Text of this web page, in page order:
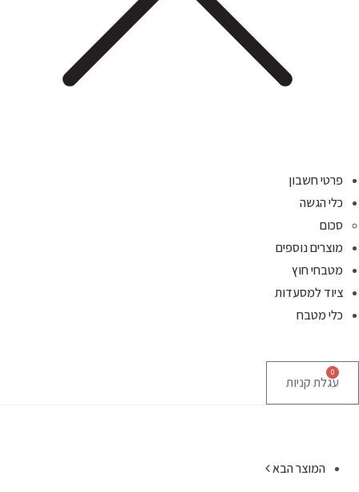
פרטי חשבון
כלי הגשה
סכום
מוצרים נוספים
מטבחי חוץ
ציוד למסעדות
כלי מטבח
0
עגלת קניות
המוצר הבא